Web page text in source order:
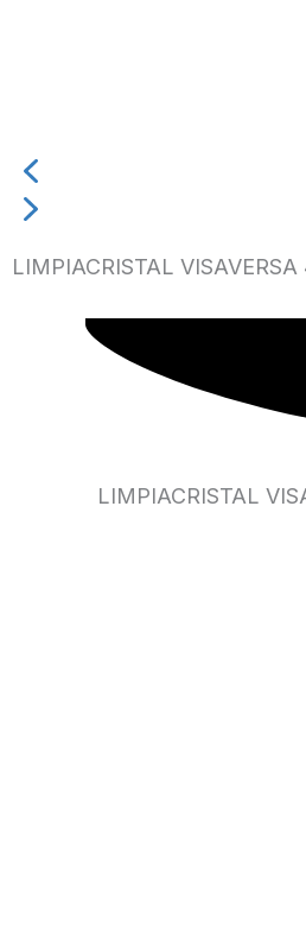
LIMPIACRISTAL
LIMPIACRISTAL